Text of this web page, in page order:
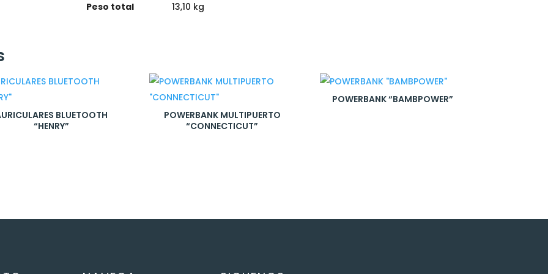
Peso total 13,10 kg
BLUETOOTH
“HENRY”
POWERBANK MULTIPUERTO
“CONNECTICUT”
POWERBANK “BAMBPOWER”